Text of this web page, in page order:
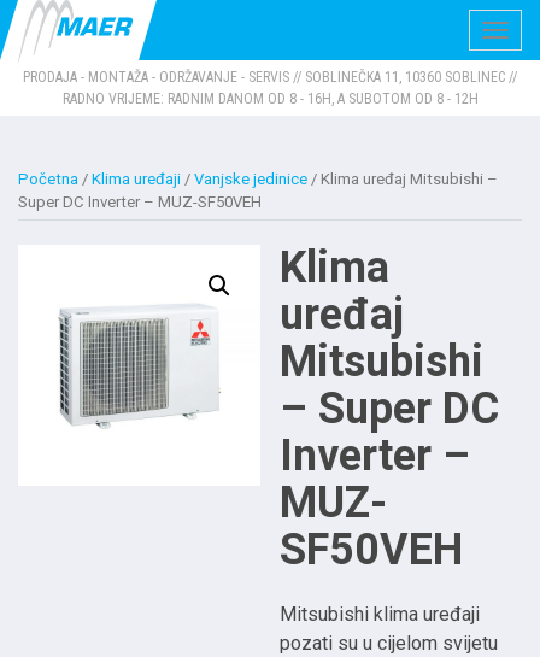
PRODAJA - MONTAŽA - ODRŽAVANJE - SERVIS // SOBLINEČKA 11, 10360 SOBLINEC //
RADNO VRIJEME: RADNIM DANOM OD 8 - 16H, A SUBOTOM OD 8 - 12H
Početna / Klima uređaji / Vanjske jedinice / Klima uređaj Mitsubishi –
Super DC Inverter – MUZ-SF50VEH
Klima
uređaj
Mitsubishi
– Super DC
Inverter –
MUZ-
SF50VEH
Mitsubishi klima uređaji
pozati su u cijelom svijetu